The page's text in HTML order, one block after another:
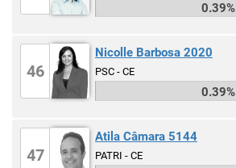
0.39%
46
Nicolle Barbosa 2020
PSC - CE
0.39%
47
Atila Câmara 5144
PATRI - CE